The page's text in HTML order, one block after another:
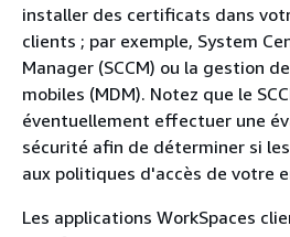
installer des certificats dans
clients ; par exemple, System
Manager (SCCM) ou la gestion
mobiles (MDM). Notez que le
éventuellement effectuer une
sécurité afin de déterminer si
aux politiques d'accès de votre
Les applications WorkSpaces